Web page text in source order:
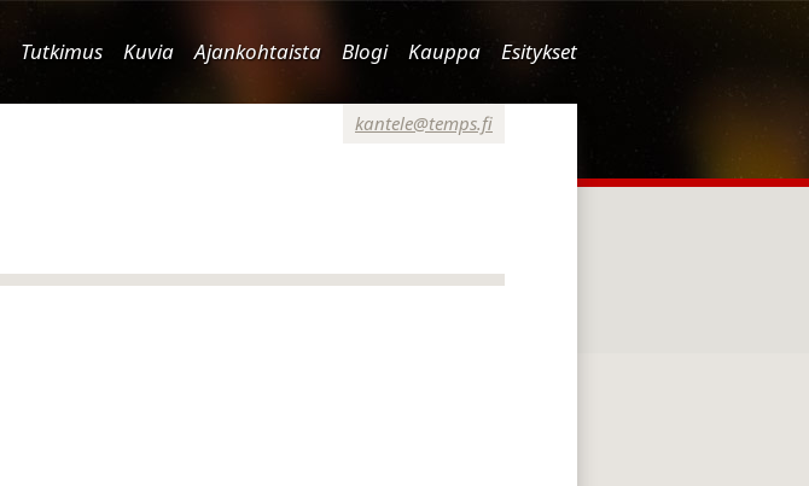
Tutkimus Kuvia Ajankohtaista Blogi Kauppa Esitykset
kantele@temps.fi